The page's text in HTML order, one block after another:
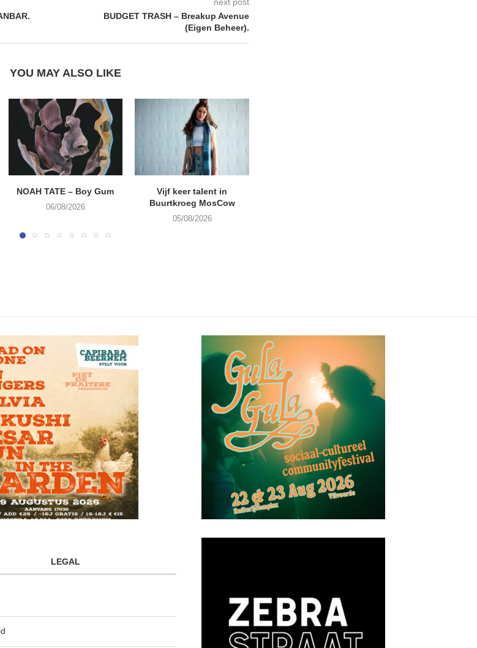
next post
BUDGET TRASH – Breakup Avenue
(Eigen Beheer).
YOU MAY ALSO LIKE
NOAH TATE – Boy Gum
06/08/2026
Vijf keer talent in
Buurtkroeg MosCow
05/08/2026
LEGAL